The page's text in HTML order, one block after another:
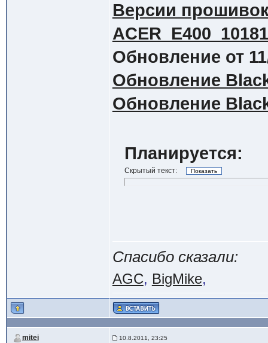
Версии
Обновление от
Обновление
Обновление
Планируется:
Скрытый текст:
Спасибо сказали:
AGC, BigMike,
mitei 10.8.2011, 23:25